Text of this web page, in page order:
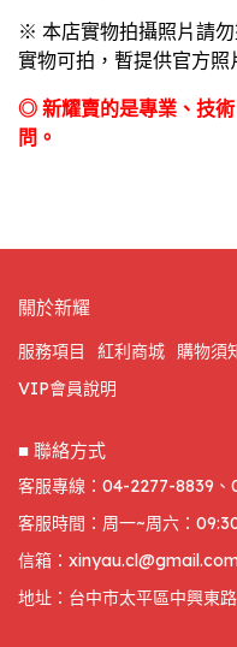
※ 本店實物拍攝照片請
實物可拍，暫提供官方照
◎ 新耀賣的是專業、技
問。
關於新耀
服務項目 紅利商城 購物須
VIP會員說明
■ 聯絡方式
客服專線：04-2277-8839
客服時間：周一~周六：
信箱：
地址：台中市太平區中興東